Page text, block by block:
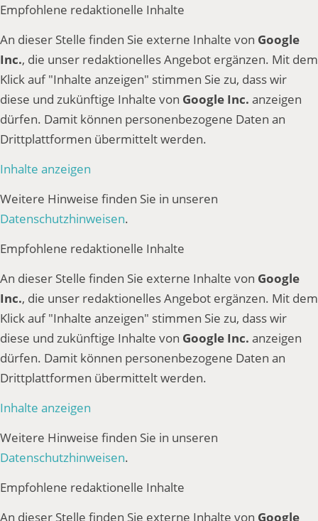
Empfohlene redaktionelle Inhalte
An dieser Stelle finden Sie externe Inhalte von Google
Inc., die unser redaktionelles Angebot ergänzen. Mit dem
Klick auf "Inhalte anzeigen" stimmen Sie zu, dass wir
diese und zukünftige Inhalte von Google Inc. anzeigen
dürfen. Damit können personenbezogene Daten an
Drittplattformen übermittelt werden.
Inhalte anzeigen
Weitere Hinweise finden Sie in unseren
Datenschutzhinweisen.
Empfohlene redaktionelle Inhalte
An dieser Stelle finden Sie externe Inhalte von Google
Inc., die unser redaktionelles Angebot ergänzen. Mit dem
Klick auf "Inhalte anzeigen" stimmen Sie zu, dass wir
diese und zukünftige Inhalte von Google Inc. anzeigen
dürfen. Damit können personenbezogene Daten an
Drittplattformen übermittelt werden.
Inhalte anzeigen
Weitere Hinweise finden Sie in unseren
Datenschutzhinweisen.
Empfohlene redaktionelle Inhalte
An dieser Stelle finden Sie externe Inhalte von Google